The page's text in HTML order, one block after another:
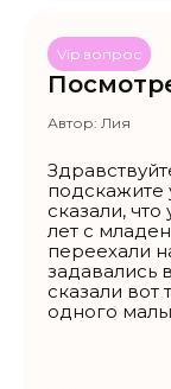
Vip вопрос
Автор: Лия
подскажите
сказали,
лет с
переехали
задавались
сказали вот
одного